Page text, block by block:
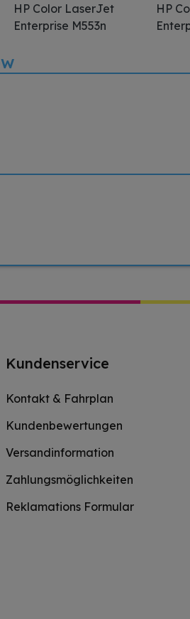
HP Color LaserJet
Enterprise M553n
HP
Kundenservice
Kontakt & Fahrplan
Kundenbewertungen
Versandinformation
Zahlungsmöglichkeiten
Reklamations Formular